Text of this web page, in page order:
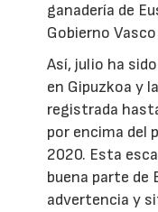
ganadería de
Gobierno
Así, julio ha
en Gipuzkoa y
registrada
por encima del
2020. Esta
buena parte de
advertencia y